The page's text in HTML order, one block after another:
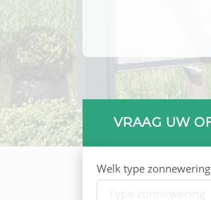
VRAAG UW
Welk type